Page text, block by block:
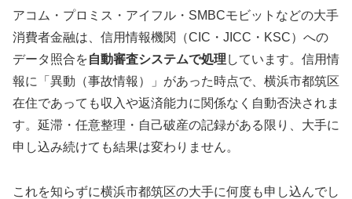
アコム・プロミス・アイフル・SMBCモビットなどの大手
消費者金融は、信用情報機関（CIC・JICC・KSC）への
データ照合を自動審査システムで処理 しています。信用情
報に「異動（事故情報）」があった時点で、横浜市都筑区
在住であっても収入や返済能力に関係なく自動否決されま
す。延滞・任意整理・自己破産の記録がある限り、大手に
申し込み続けても結果は変わりません。
これを知らずに横浜市都筑区の大手に何度も申し込んでし